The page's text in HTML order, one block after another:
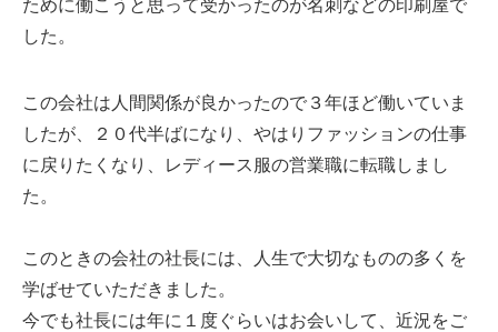
ために働こうと思って受かったのが名刺などの印刷屋で
した。
この会社は人間関係が良かったので３年ほど働いていま
したが、２０代半ばになり、やはりファッションの仕事
に戻りたくなり、レディース服の営業職に転職しまし
た。
このときの会社の社長には、人生で大切なものの多くを
学ばせていただきました。
今でも社長には年に１度ぐらいはお会いして、近況をご